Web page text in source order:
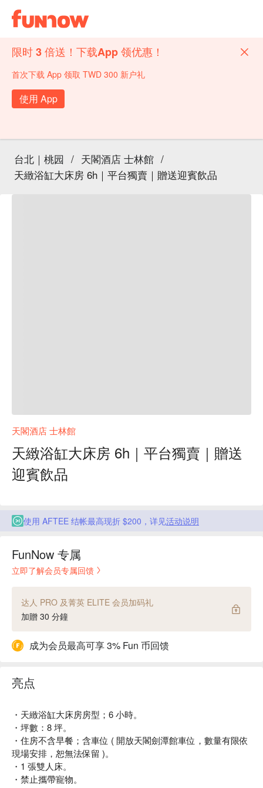
限时 3 倍送！下载App 领优惠！
首次下载 App 领取 TWD 300 新户礼
使用 App
台北｜桃园 / 天閣酒店 士林館 /
天緻浴缸大床房 6h｜平台獨賣｜贈送迎賓飲品
天閣酒店 士林館
天緻浴缸大床房 6h｜平台獨賣｜贈送
迎賓飲品
使用 AFTEE 结帐最高现折 $200，详见活动说明
FunNow 专属
立即了解会员专属回馈
达人 PRO 及菁英 ELITE 会员加码礼
加贈 30 分鐘
成为会员最高可享 3% Fun 币回馈
亮点
・天緻浴缸大床房房型；6 小時。
・坪數：8 坪。
・住房不含早餐；含車位 ( 開放天閣劍潭館車位，數量有限依
現場安排，恕無法保留 )。
・1 張雙人床。
・禁止攜帶寵物。